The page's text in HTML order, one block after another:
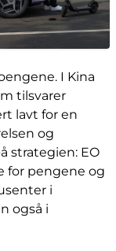
I Kina
tilsvarer
lavt for en
og
strategien: EO
for pengene og
i
også i